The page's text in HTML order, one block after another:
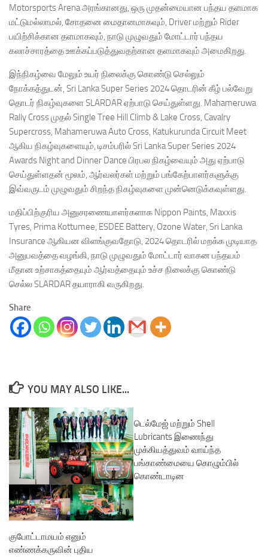
Motorsports Arena அரங்கானது, ஒரு முதன்மையான பந்தய தளமாக
மட்டுமல்லாமல், சோதனை மைதானமாகவும், Driver மற்றும் Rider
பயிற்சிக்கான தளமாகவும், நாடு முழுவதும் மோட்டார் பந்தய
கலாச்சாரத்தை ஊக்கப்படுத்துவதற்கான தளமாகவும் அமைகிறது.
இந்நிகழ்வை மேலும் உயர் நிலைக்கு கொண்டு செல்லும்
நோக்கத்துடன், Sri Lanka Super Series 2024 தொடரின் கீழ் பல்வேறு
தொடர் நிகழ்வுகளை SLARDAR ஏற்பாடு செய்துள்ளது. Mahameruwa
Rally Cross முதல் Single Tree Hill Climb & Lake Cross, Cavalry
Supercross, Mahameruwa Auto Cross, Katukurunda Circuit Meet
ஆகிய நிகழ்வுகளையும், டிசம்பரில் Sri Lanka Super Series 2024
Awards Night and Dinner Dance பிரபல நிகழ்வையும் அது ஏற்பாடு
செய்துள்ளதன் மூலம், ஆர்வலர்கள் மற்றும் பங்கேற்பாளர்களுக்கு
இவ்வருடம் முழுவதும் சிறந்த நிகழ்வுகளை முன்னெடுக்கவுள்ளது.
மதிப்பிற்குரிய அனுசரணையாளர்களாக Nippon Paints, Maxxis
Tyres, Prima Kottumee, ESDEE Battery, Ozone Water, Sri Lanka
Insurance ஆகியன விளங்குவதோடு, 2024 தொடரில் மறக்க முடியாத
அனுபவத்தை வழங்கி, நாடு முழுவதும் மோட்டார் வாகன பந்தயம்
மீதான உற்சாகத்தையும் ஆர்வத்தையும் உச்ச நிலைக்கு கொண்டு
செல்ல SLARDAR தயாராகி வருகிறது.
Share
YOU MAY ALSO LIKE...
குபோட்டாமயம் எனும்
எண்ணக்கருவின் புதிய
டெல்மேஜ் மற்றும் Shell
Lubricants இணைந்து
முக்கியத்துவம் வாய்ந்த
பங்காண்மையை கொழும்பில்
கொண்டாடின